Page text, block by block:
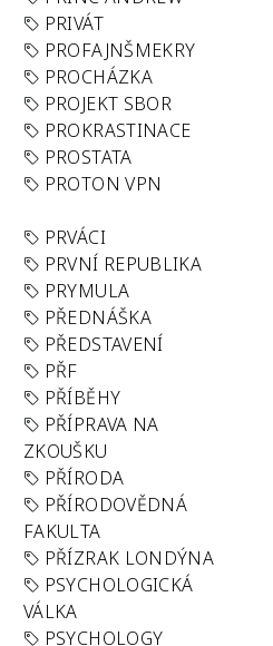
PRIVÁT
PROFAJNŠMEKRY
PROCHÁZKA
PROJEKT SBOR
PROKRASTINACE
PROSTATA
PROTON VPN
PRVÁCI
PRVNÍ REPUBLIKA
PRYMULA
PŘEDNÁŠKA
PŘEDSTAVENÍ
PŘF
PŘÍBĚHY
PŘÍPRAVA NA
ZKOUŠKU
PŘÍRODA
PŘÍRODOVĚDNÁ
FAKULTA
PŘÍZRAK LONDÝNA
PSYCHOLOGICKÁ
VÁLKA
PSYCHOLOGY